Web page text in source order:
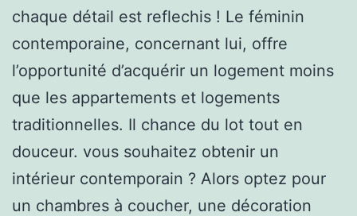
chaque détail est reflechis ! Le féminin
contemporaine, concernant lui, offre
l’opportunité d’acquérir un logement moins
que les appartements et logements
traditionnelles. Il chance du lot tout en
douceur. vous souhaitez obtenir un
intérieur contemporain ? Alors optez pour
un chambres à coucher, une décoration